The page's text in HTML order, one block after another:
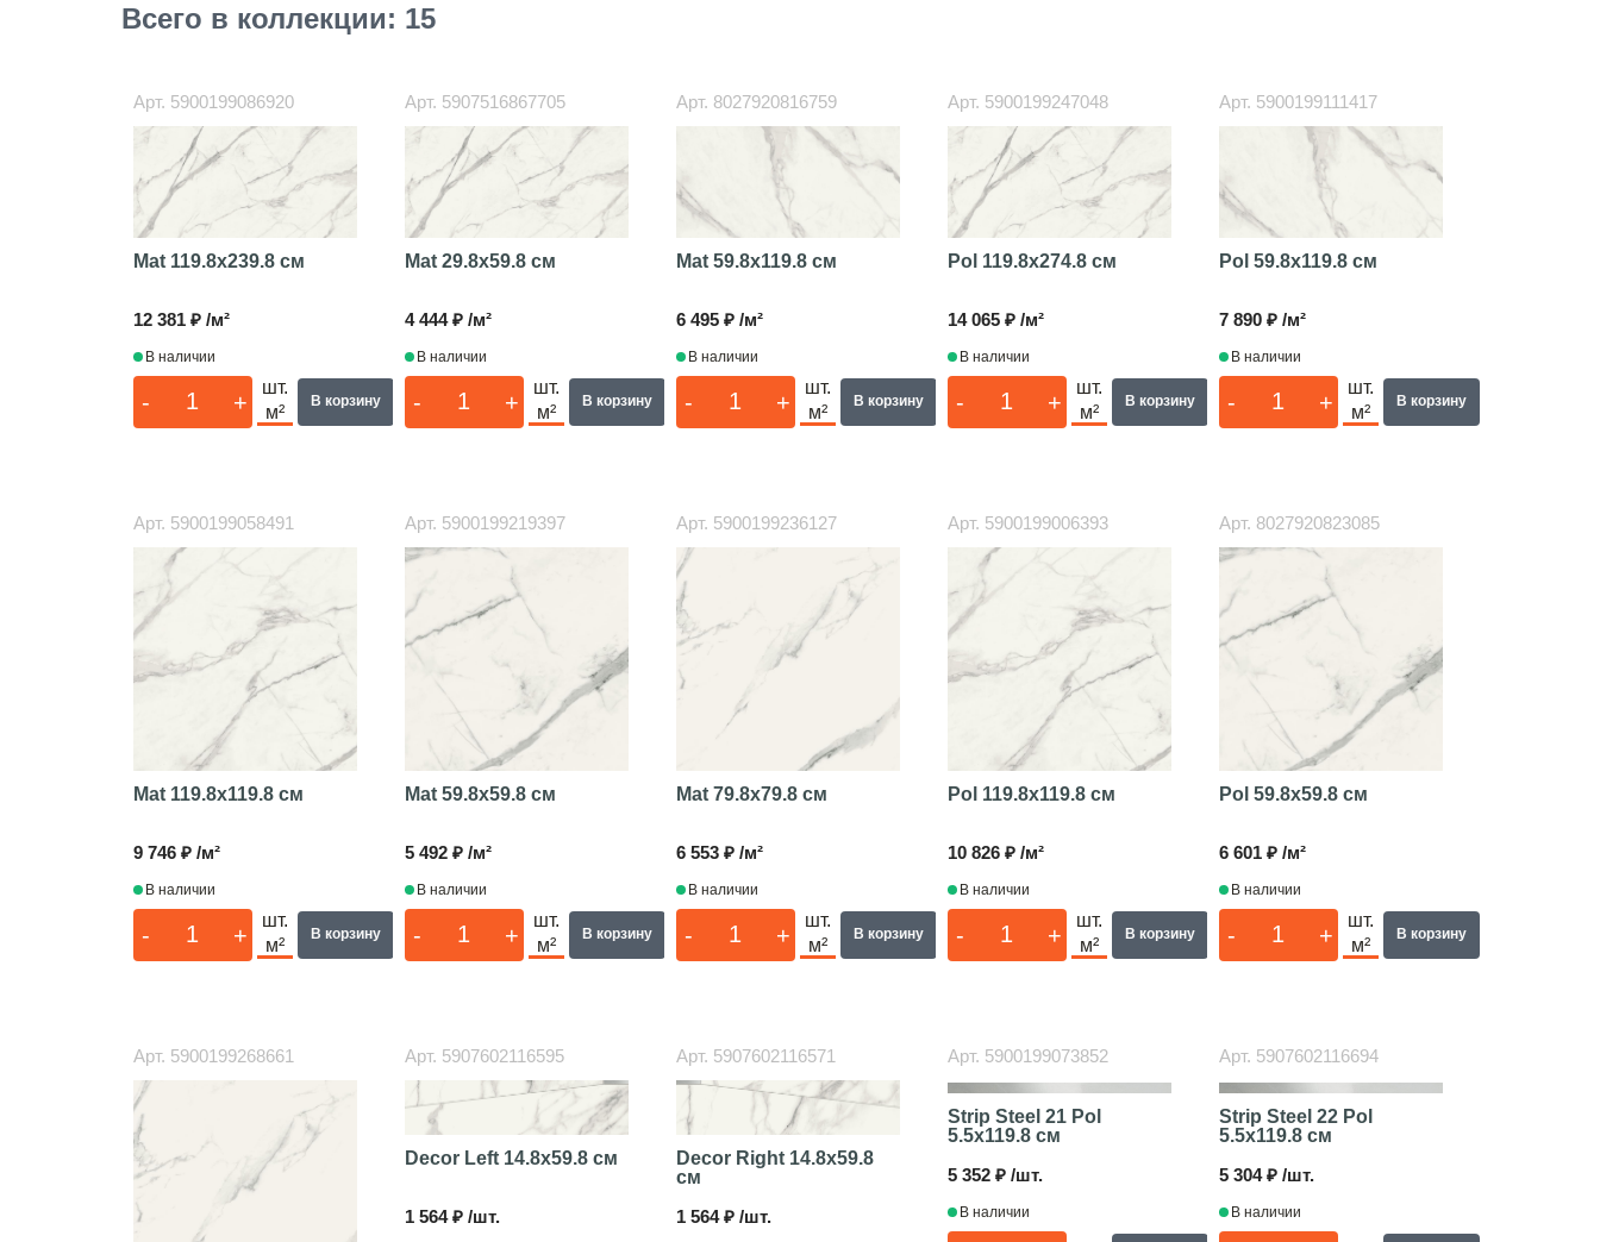
Всего в коллекции: 15
Арт. 5900199086920
Mat 119.8x239.8 см
12 381 ₽ /м²
В наличии
- +
шт.
м²
В корзину
Арт. 5907516867705
Mat 29.8x59.8 см
4 444 ₽ /м²
В наличии
- +
шт.
м²
В корзину
Арт. 8027920816759
Mat 59.8x119.8 см
6 495 ₽ /м²
В наличии
- +
шт.
м²
В корзину
Арт. 5900199247048
Pol 119.8x274.8 см
14 065 ₽ /м²
В наличии
- +
шт.
м²
В корзину
Арт. 5900199111417
Pol 59.8x119.8 см
7 890 ₽ /м²
В наличии
- +
шт.
м²
В корзину
Арт. 5900199058491
Mat 119.8x119.8 см
9 746 ₽ /м²
В наличии
- +
шт.
м²
В корзину
Арт. 5900199219397
Mat 59.8x59.8 см
5 492 ₽ /м²
В наличии
- +
шт.
м²
В корзину
Арт. 5900199236127
Mat 79.8x79.8 см
6 553 ₽ /м²
В наличии
- +
шт.
м²
В корзину
Арт. 5900199006393
Pol 119.8x119.8 см
10 826 ₽ /м²
В наличии
- +
шт.
м²
В корзину
Арт. 8027920823085
Pol 59.8x59.8 см
6 601 ₽ /м²
В наличии
- +
шт.
м²
В корзину
Арт. 5900199268661 Арт. 5907602116595
Decor Left 14.8x59.8 см
1 564 ₽ /шт.
Арт. 5907602116571
Decor Right 14.8x59.8
см
1 564 ₽ /шт.
Арт. 5900199073852
Strip Steel 21 Pol
5.5x119.8 см
5 352 ₽ /шт.
В наличии
Арт. 5907602116694
Strip Steel 22 Pol
5.5x119.8 см
5 304 ₽ /шт.
В наличии